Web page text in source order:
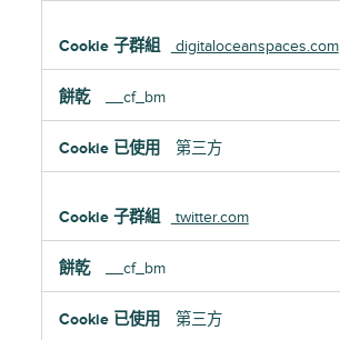
digitaloceanspaces.com
__cf_bm
第三方
twitter.com
__cf_bm
第三方